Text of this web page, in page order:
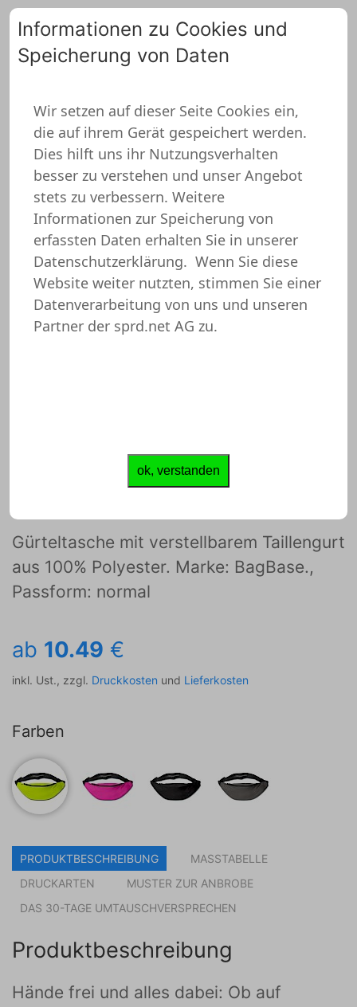
ZURÜCK ZUR ÜBERSICHT
Gürteltasche mit verstellbarem Taillengurt
aus 100% Polyester. Marke: BagBase.,
Passform: normal
ab 10.49 €
inkl. Ust., zzgl. Druckkosten und Lieferkosten
Farben
PRODUKTBESCHREIBUNG
MASSTABELLE
DRUCKARTEN
MUSTER ZUR ANBROBE
DAS 30-TAGE UMTAUSCHVERSPRECHEN
Produktbeschreibung
Hände frei und alles dabei: Ob auf
Informationen zu Cookies und
Speicherung von Daten
Wir setzen auf dieser Seite Cookies ein,
die auf ihrem Gerät gespeichert werden.
Dies hilft uns ihr Nutzungsverhalten
besser zu verstehen und unser Angebot
stets zu verbessern. Weitere
Informationen zur Speicherung von
erfassten Daten erhalten Sie in unserer
Datenschutzerklärung. Wenn Sie diese
Website weiter nutzten, stimmen Sie einer
Datenverarbeitung von uns und unseren
Partner der sprd.net AG zu.
ok, verstanden